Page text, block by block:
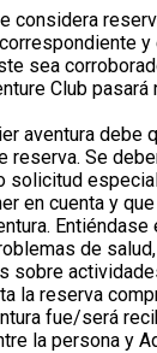
considera
y
sea
Club pasará
aventura debe
reserva. Se
solicitud
en cuenta y
de
sobre
la reserva
fue/será
la persona y